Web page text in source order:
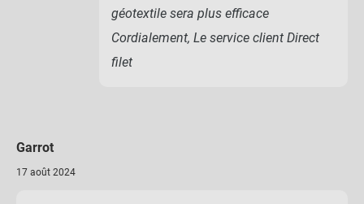
géotextile sera plus efficace
Cordialement, Le service client Direct
filet
Garrot
17 août 2024